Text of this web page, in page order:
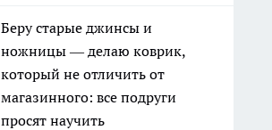
Беру старые джинсы и
ножницы — делаю коврик,
который не отличить от
магазинного: все подруги
просят научить